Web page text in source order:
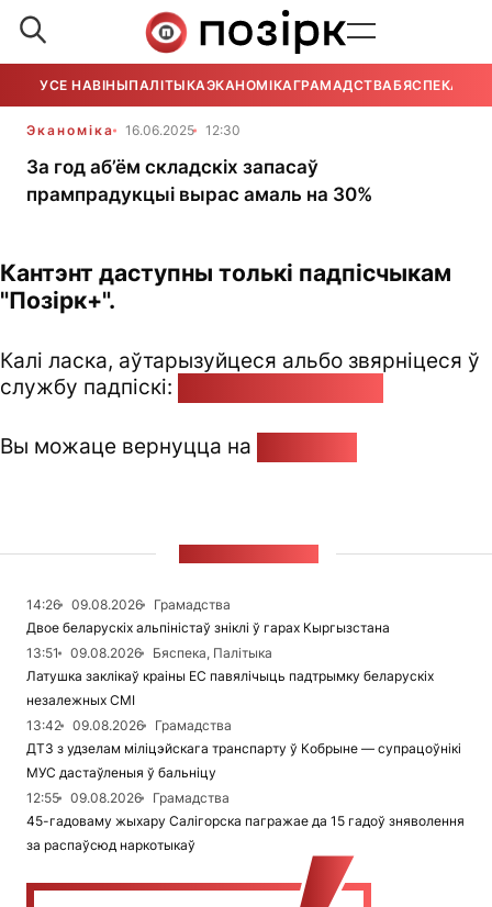
УСЕ НАВІНЫПАЛІТЫКАЭКАНОМІКАГРАМАДСТВАБЯСПЕКА
Эканоміка 16.06.2025 12:30
За год аб’ём складскіх запасаў
прампрадукцыі вырас амаль на 30%
Кантэнт даступны толькі падпісчыкам
"Позірк+".
Калі ласка, аўтарызуйцеся альбо звярніцеся ў
службу падпіскі:
Вы можаце вернуцца на
14:26 09.08.2026
Грамадства
Двое беларускіх альпіністаў зніклі ў гарах Кыргызстана
13:51
09.08.2026
Бяспека, Палітыка
Латушка заклікаў краіны ЕС павялічыць падтрымку беларускіх
незалежных СМІ
13:42
09.08.2026
Грамадства
ДТЗ з удзелам міліцэйскага транспарту ў Кобрыне — супрацоўнікі
МУС дастаўленыя ў бальніцу
12:55
09.08.2026
Грамадства
45-гадоваму жыхару Салігорска пагражае да 15 гадоў зняволення
за распаўсюд наркотыкаў